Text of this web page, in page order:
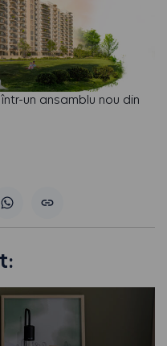
un ansamblu nou din